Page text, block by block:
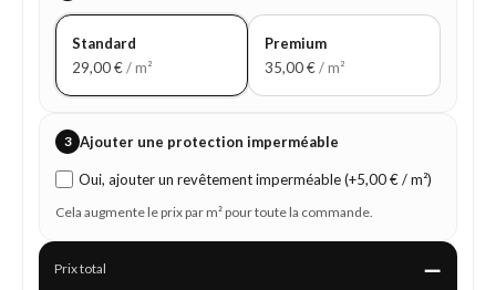
Standard
29,00€/ m²
Premium
35,00€/ m²
3 Ajouter une protection imperméable
Oui, ajouter un revêtement imperméable (+5,00 € / m²)
Cela augmente le prix par m² pour toute la commande.
Prix total —